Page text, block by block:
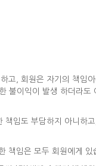
고, 회원은 자기의 책임
불이익이 발생 하더라도
임도 부담하지 아니하
책임은 모두 회원에게 있